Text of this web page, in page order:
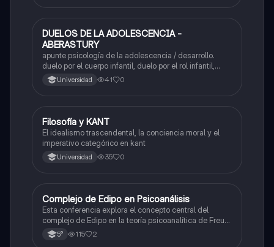
Filosofía
DUELOS DE LA ADOLESCENCIA -
ABERASTURY
apunte psicología de la adolescencia / desarrollo.
duelo por el cuerpo infantil, duelo por el rol infantil,
duelo por los padres de la infancia, impacto en el
psiquismo. teoría de arminda aberastury
Universidad 41 0
Filosofía
Filosofía y KANT
El idealismo trascendental, la conciencia moral y el
imperativo categórico en kant
Universidad 35 0
Filosofía
Complejo de Edipo en Psicoanálisis
Esta conferencia explora el concepto central del
complejo de Edipo en la teoría psicoanalítica de Freud,
incluyendo deseos amorosos y hostiles hacia los
padres.
5° 115 2